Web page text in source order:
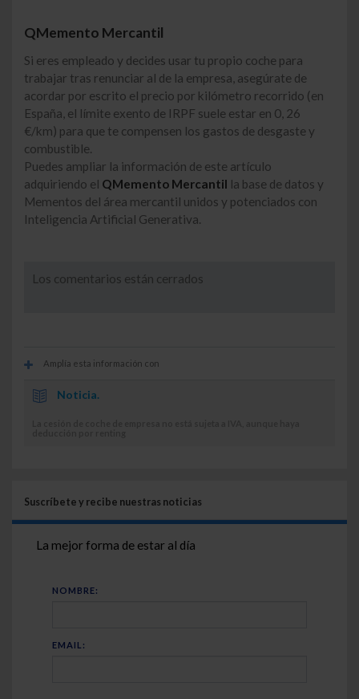
QMemento Mercantil
Si eres empleado y decides usar tu propio coche para
trabajar tras renunciar al de la empresa, asegúrate de
acordar por escrito el precio por kilómetro recorrido (en
España, el límite exento de IRPF suele estar en 0, 26
€/km) para que te compensen los gastos de desgaste y
combustible.
Puedes ampliar la información de este artículo
adquiriendo el QMemento Mercantil la base de datos y
Mementos del área mercantil unidos y potenciados con
Inteligencia Artificial Generativa.
Los comentarios están cerrados
Amplía esta información con
Noticia.
Suscríbete y recibe nuestras noticias
La mejor forma de estar al día
NOMBRE:
EMAIL: